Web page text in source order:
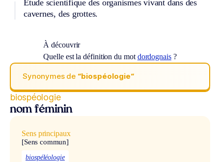
Étude scientifique des organismes vivant dans des
cavernes, des grottes.
À découvrir
Quelle est la définition du mot dordognais?
Synonymes de “biospéologie“
biospéologie
nom féminin
Sens principaux
[Sens commun]
biospéléologie